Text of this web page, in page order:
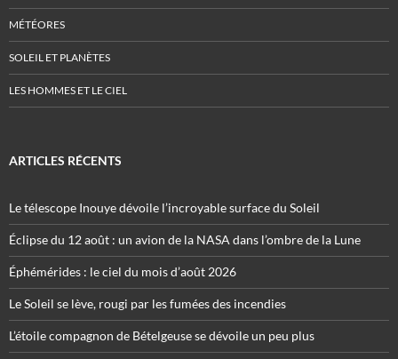
MÉTÉORES
SOLEIL ET PLANÈTES
LES HOMMES ET LE CIEL
ARTICLES RÉCENTS
Le télescope Inouye dévoile l’incroyable surface du Soleil
Éclipse du 12 août : un avion de la NASA dans l’ombre de la Lune
Éphémérides : le ciel du mois d’août 2026
Le Soleil se lève, rougi par les fumées des incendies
L’étoile compagnon de Bételgeuse se dévoile un peu plus